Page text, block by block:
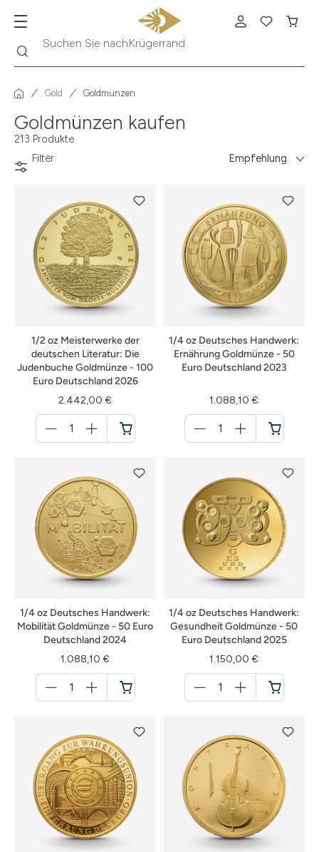
Suchen Sie nachKrügerrand
Gold Goldmünzen
Goldmünzen kaufen
213 Produkte
Filter
Empfehlung
1/2 oz Meisterwerke der
deutschen Literatur: Die
Judenbuche Goldmünze - 100
Euro Deutschland 2026
2.442,00 €
für
Warenkorb
1/4 oz Deutsches Handwerk:
Ernährung Goldmünze - 50
Euro Deutschland 2023
1.088,10 €
für
Warenkorb
1/4 oz Deutsches Handwerk:
Mobilität Goldmünze - 50 Euro
Deutschland 2024
1.088,10 €
für
Warenkorb
1/4 oz Deutsches Handwerk:
Gesundheit Goldmünze - 50
Euro Deutschland 2025
1.150,00 €
für
Warenkorb